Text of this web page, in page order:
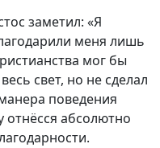
заметил: «Я
меня лишь
мог бы
свет, но не сделал
поведения
отнёсся абсолютно